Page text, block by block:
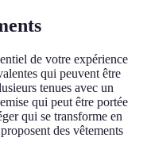
de votre expérience
qui peuvent être
tenues avec un
qui peut être portée
qui se transforme en
des vêtements